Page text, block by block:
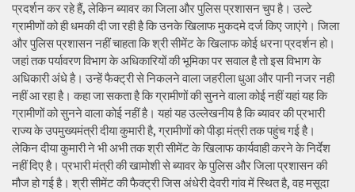
प्रदर्शन कर रहे हैं, लेकिन ब्यावर का जिला और पुलिस प्रशासन चुप है। उल्टे
ग्रामीणों को ही धमकी दी जा रही है कि उनके खिलाफ मुकदमे दर्ज किए जाएंगे। जिला
और पुलिस प्रशासन नहीं चाहता कि श्री सीमेंट के खिलाफ कोई धरना प्रदर्शन हो।
जहां तक पर्यावरण विभाग के अधिकारियों की भूमिका पर सवाल है तो इस विभाग के
अधिकारी अंधे है। उन्हें फैक्ट्री से निकलने वाला जहरीला धुआ और पानी नजर नही
नहीं आ रहा है। कहा जा सकता है कि ग्रामीणों की सुनने वाला कोई नहीं यहां यह कि
ग्रामीणों को सुनने वाला कोई नहीं है। यहां यह उल्लेखनीय है कि ब्यावर की प्रभारी
राज्य के उपमुख्यमंत्री दीया कुमारी है, ग्रामीणों को पीड़ा मंत्री तक पहुंच गई है।
लेकिन दीया कुमारी ने भी अभी तक श्री सीमेंट के खिलाफ कार्यवाही करने के निर्देश
नहीं दिए है। प्रभारी मंत्री की खामोशी से ब्यावर के पुलिस और जिला प्रशासन की
मौज हो गई है। श्री सीमेंट की फैक्ट्री जिस अंधेरी देवरी गांव में स्थित है, वह मसूदा